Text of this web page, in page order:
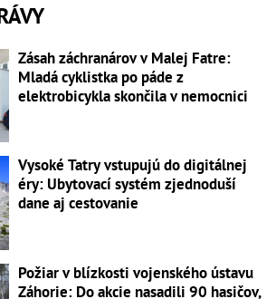
Zásah záchranárov v Malej Fatre:
Mladá cyklistka po páde z
elektrobicykla skončila v nemocnici
Vysoké Tatry vstupujú do digitálnej
éry: Ubytovací systém zjednoduší
dane aj cestovanie
Požiar v blízkosti vojenského ústavu
Záhorie: Do akcie nasadili 90 hasičov,